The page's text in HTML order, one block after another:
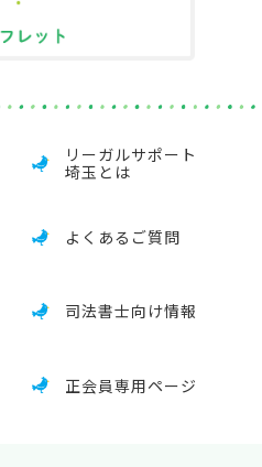
リーガルサポート
埼玉とは
よくあるご質問
司法書士向け情報
正会員専用ページ